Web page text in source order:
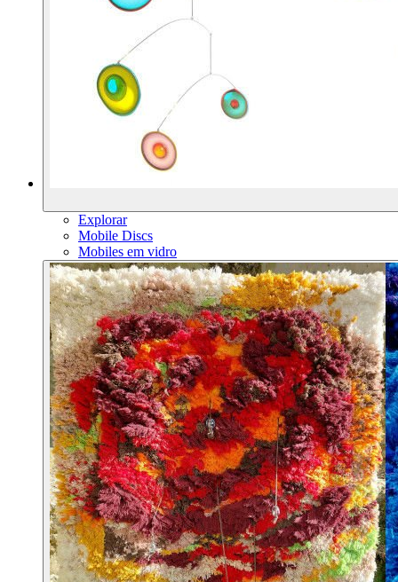
Explorar
Mobile Discs
Mobiles em vidro